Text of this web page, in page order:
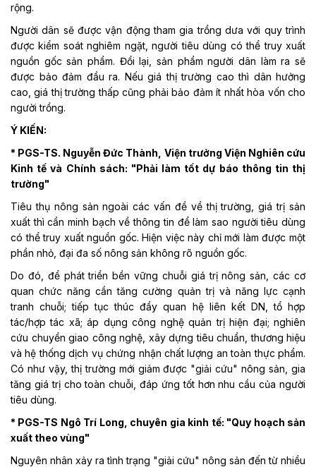
rộng.
Người dân sẽ được vận động tham gia trồng dưa với quy trình
được kiểm soát nghiêm ngặt, người tiêu dùng có thể truy xuất
nguồn gốc sản phẩm. Đổi lại, sản phẩm người dân làm ra sẽ
được bảo đảm đầu ra. Nếu giá thị trường cao thì dân hưởng
cao, giá thị trường thấp cũng phải bảo đảm ít nhất hòa vốn cho
người trồng.
Ý KIẾN:
* PGS-TS. Nguyễn Đức Thành, Viện trưởng Viện Nghiên cứu
Kinh tế và Chính sách: "Phải làm tốt dự báo thông tin thị
trường"
Tiêu thụ nông sản ngoài các vấn đề về thị trường, giá trị sản
xuất thì cần minh bạch về thông tin để làm sao người tiêu dùng
có thể truy xuất nguồn gốc. Hiện việc này chỉ mới làm được một
phần nhỏ, đại đa số nông sản không rõ nguồn gốc.
Do đó, để phát triển bền vững chuỗi giá trị nông sản, các cơ
quan chức năng cần tăng cường quản trị và năng lực cạnh
tranh chuỗi; tiếp tục thúc đẩy quan hệ liên kết DN, tổ hợp
tác/hợp tác xã; áp dụng công nghệ quản trị hiện đại; nghiên
cứu chuyển giao công nghệ, xây dựng tiêu chuẩn, thương hiệu
và hệ thống dịch vụ chứng nhận chất lượng an toàn thực phẩm.
Có như vậy, thị trường mới giảm được "giải cứu" nông sản, gia
tăng giá trị cho toàn chuỗi, đáp ứng tốt hơn nhu cầu của người
tiêu dùng.
* PGS-TS Ngô Trí Long, chuyên gia kinh tế: "Quy hoạch sản
xuất theo vùng"
Nguyên nhân xảy ra tình trạng "giải cứu" nông sản đến từ nhiều